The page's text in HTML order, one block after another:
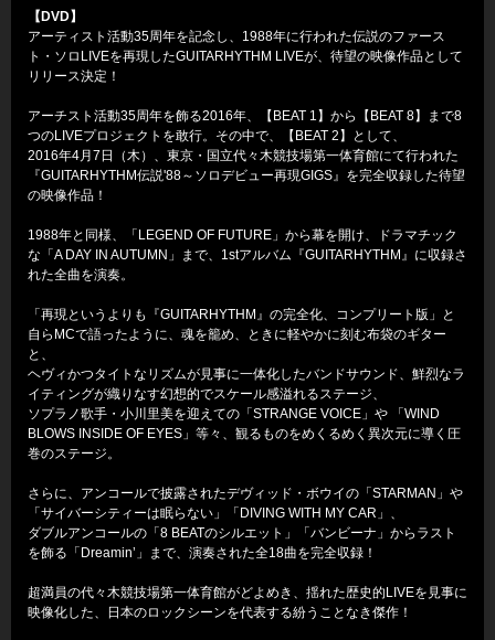
【DVD】
アーティスト活動35周年を記念し、1988年に行われた伝説のファース
ト・ソロLIVEを再現したGUITARHYTHM LIVEが、待望の映像作品として
リリース決定！
アーチスト活動35周年を飾る2016年、【BEAT 1】から【BEAT 8】まで8
つのLIVEプロジェクトを敢行。その中で、【BEAT 2】として、
2016年4月7日（木）、東京・国立代々木競技場第一体育館にて行われた
『GUITARHYTHM伝説'88～ソロデビュー再現GIGS』を完全収録した待望
の映像作品！
1988年と同様、「LEGEND OF FUTURE」から幕を開け、ドラマチック
な「A DAY IN AUTUMN」まで、1stアルバム『GUITARHYTHM』に収録さ
れた全曲を演奏。
「再現というよりも『GUITARHYTHM』の完全化、コンプリート版」と
自らMCで語ったように、魂を籠め、ときに軽やかに刻む布袋のギター
と、
ヘヴィかつタイトなリズムが見事に一体化したバンドサウンド、鮮烈なラ
イティングが織りなす幻想的でスケール感溢れるステージ、
ソプラノ歌手・小川里美を迎えての「STRANGE VOICE」や 「WIND
BLOWS INSIDE OF EYES」等々、観るものをめくるめく異次元に導く圧
巻のステージ。
さらに、アンコールで披露されたデヴィッド・ボウイの「STARMAN」や
「サイバーシティーは眠らない」「DIVING WITH MY CAR」、
ダブルアンコールの「8 BEATのシルエット」「バンビーナ」からラスト
を飾る「Dreamin’」まで、演奏された全18曲を完全収録！
超満員の代々木競技場第一体育館がどよめき、揺れた歴史的LIVEを見事に
映像化した、日本のロックシーンを代表する紛うことなき傑作！